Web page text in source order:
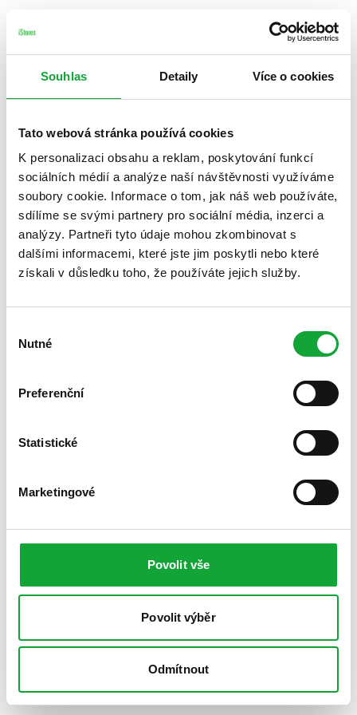
Souhlas Detaily Více o cookies
Tato webová stránka používá cookies
K personalizaci obsahu a reklam, poskytování funkcí
sociálních médií a analýze naší návštěvnosti využíváme
soubory cookie. Informace o tom, jak náš web používáte,
sdílíme se svými partnery pro sociální média, inzerci a
analýzy. Partneři tyto údaje mohou zkombinovat s
dalšími informacemi, které jste jim poskytli nebo které
získali v důsledku toho, že používáte jejich služby.
souhlasu
Nutné
Preferenční
Statistické
Marketingové
Povolit vše
Povolit výběr
Odmítnout